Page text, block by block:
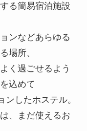
る簡易宿泊施設
ンなどあらゆる
場所、
く過ごせるよう
込めて
したホステル。
、まだ使えるお